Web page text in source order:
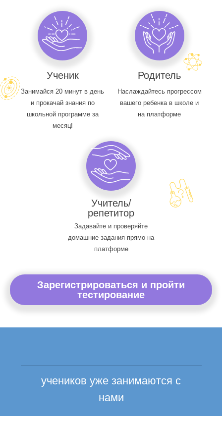
Ученик
Занимайся 20 минут в день
и прокачай знания по
школьной программе за
месяц!
Родитель
Наслаждайтесь прогрессом
вашего ребенка в школе и
на платформе
Учитель/
репетитор
Задавайте и проверяйте
домашние задания прямо на
платформе
Зарегистрироваться и пройти
тестирование
учеников уже занимаются с
нами